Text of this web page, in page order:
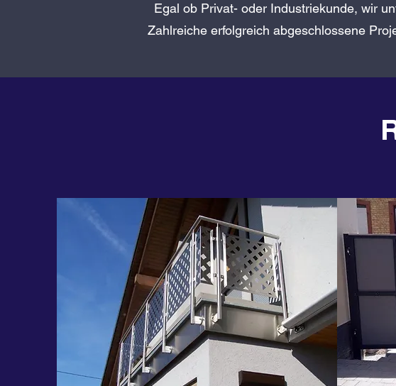
Egal ob Privat- oder Industriekunde, wir
Zahlreiche erfolgreich abgeschlossene